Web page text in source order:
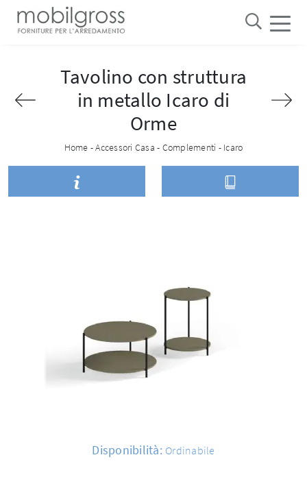
Tavolino con struttura
in metallo Icaro di
Orme
Home -Accessori Casa - Complementi - Icaro
Disponibilità: Ordinabile